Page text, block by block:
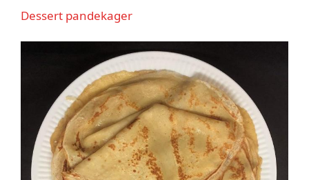
Dessert pandekager